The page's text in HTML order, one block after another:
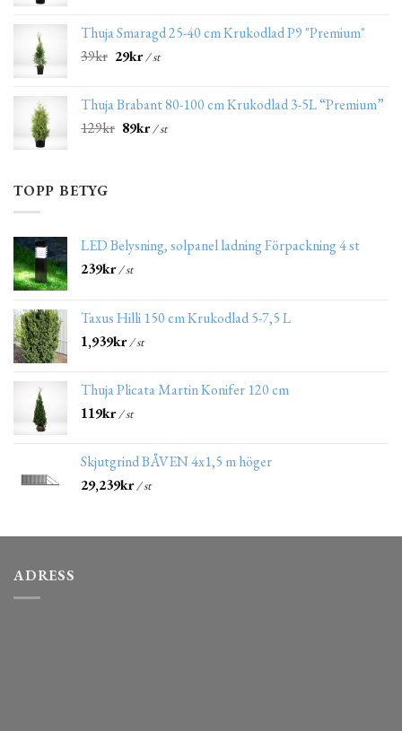
Thuja Smaragd 25-40 cm Krukodlad P9 "Premium"
39kr 29kr/ st
Thuja Brabant 80-100 cm Krukodlad 3-5L “Premium”
129kr 89kr/ st
TOPP BETYG
LED Belysning, solpanel ladning Förpackning 4 st
239kr/ st
Taxus Hilli 150 cm Krukodlad 5-7,5 L
1,939kr/ st
Thuja Plicata Martin Konifer 120 cm
119kr/ st
Skjutgrind BÅVEN 4x1,5 m höger
29,239kr/ st
ADRESS